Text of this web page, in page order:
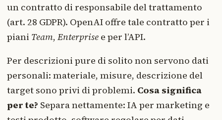
un contratto di responsabile del trattamento
(art. 28 GDPR). OpenAI offre tale contratto per i
piani Team, Enterprise e per l’API.
Per descrizioni pure di solito non servono dati
personali: materiale, misure, descrizione del
target sono privi di problemi. Cosa significa
per te? Separa nettamente: IA per marketing e